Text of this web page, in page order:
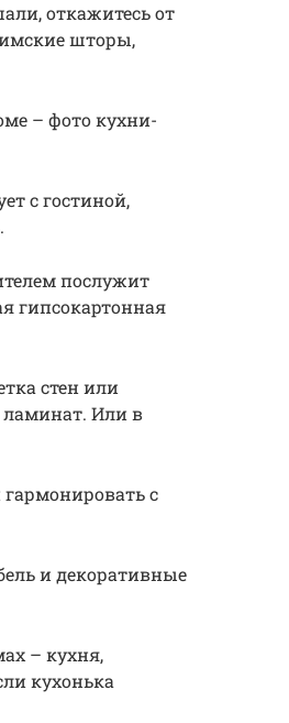
откажитесь от
шторы,
– фото кухни-
с гостиной,
послужит
гипсокартонная
стен или
ламинат. Или в
с
и декоративные
– кухня,
кухонька